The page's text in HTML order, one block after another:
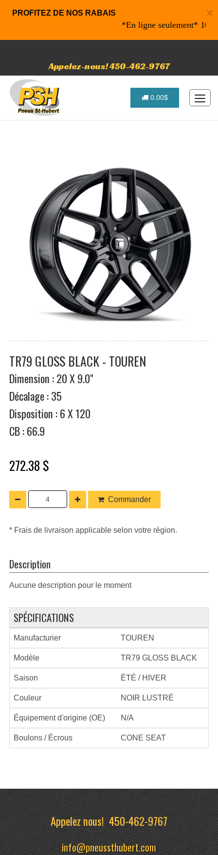
×
PROFITEZ DE NOS RABAIS
*En ligne seulement* 10%
Appelez-nous! 450-462-9767
0.00$
TR79 GLOSS BLACK - TOUREN
Dimension : 20 X 9.0"
Décalage : 35
Disposition : 6 X 120
CB : 66.9
272.38 $
Commander
* Frais de livraison applicable selon votre région.
Description
Aucune description pour le moment
SPÉCIFICATIONS
Manufacturier TOUREN
Modèle TR79 GLOSS BLACK
Saison ÉTÉ / HIVER
Couleur NOIR LUSTRÉ
Équipement d'origine (OE) N/A
Boulons / Écrous CONE SEAT
Appelez nous!450-462-9767
info@pneussthubert.com